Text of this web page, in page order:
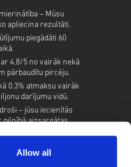
Allow all
– Mūsu
apliecina rezultāti.
piegādāti 60
4,8/5 no vairāk nekā
pārbaudītu pircēju.
0,3% atmaksu vairāk
darījumu vidū.
– jūsu iecienītās
pilnībā aizsargātas.